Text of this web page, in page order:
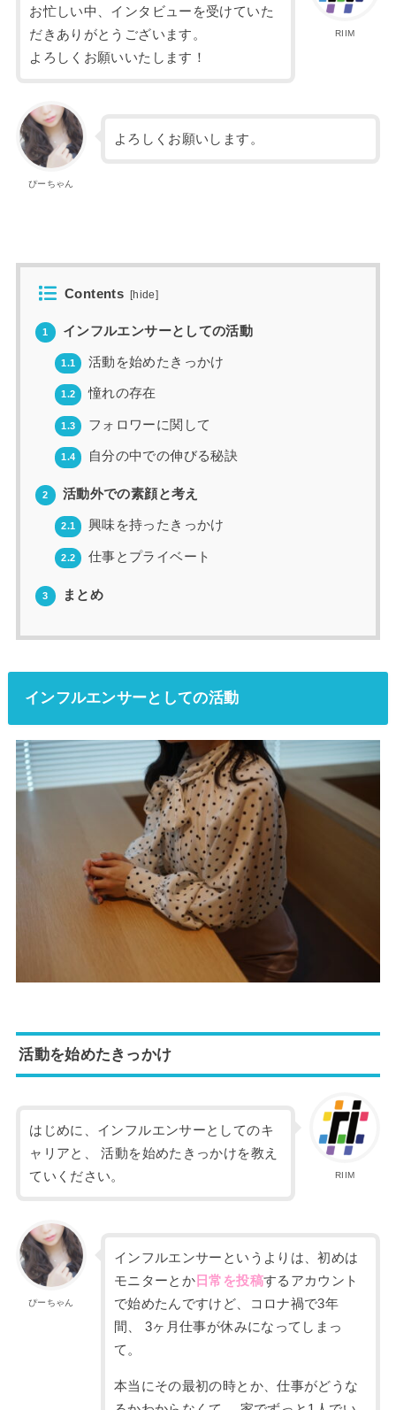
RIIM
お忙しい中、インタビューを受けていた
だきありがとうございます。
よろしくお願いいたします！
ぴーちゃん
よろしくお願いします。
Contents [hide]
1 インフルエンサーとしての活動
1.1 活動を始めたきっかけ
1.2 憧れの存在
1.3 フォロワーに関して
1.4 自分の中での伸びる秘訣
2 活動外での素顔と考え
2.1 興味を持ったきっかけ
2.2 仕事とプライベート
3 まとめ
インフルエンサーとしての活動
活動を始めたきっかけ
RIIM
はじめに、インフルエンサーとしてのキ
ャリアと、
活動を始めたきっかけを教え
ていください。
ぴーちゃん
インフルエンサーというよりは、初めは
モニターとか 日常を投稿するアカウント
で始めたんですけど、コロナ禍で3年
間、
3ヶ月仕事が休みになってしまっ
て。
本当にその最初の時とか、仕事がどうな